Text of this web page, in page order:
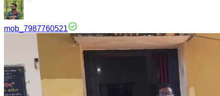
mob_7987760521